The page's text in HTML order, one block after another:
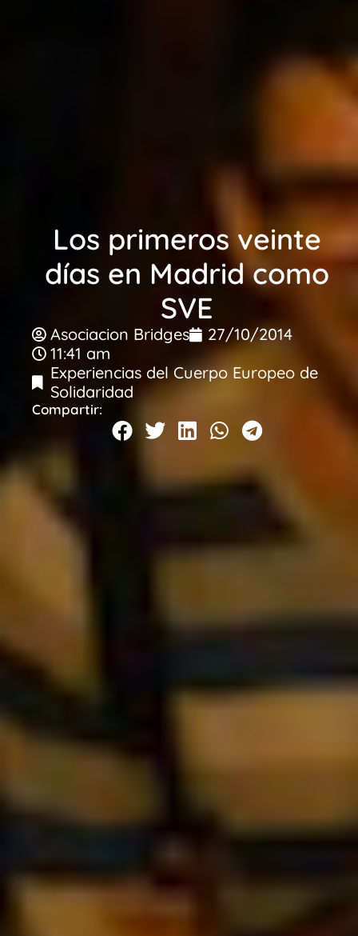
Los primeros veinte
días en Madrid como
SVE
Asociacion Bridges
27/10/2014
11:41 am
Experiencias del Cuerpo Europeo de
Solidaridad
Compartir: